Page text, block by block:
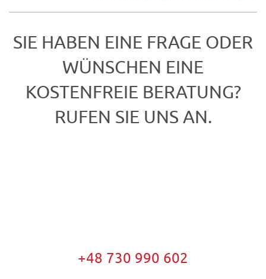
SIE HABEN EINE FRAGE ODER
WÜNSCHEN EINE
KOSTENFREIE BERATUNG?
RUFEN SIE UNS AN.
+48 730 990 602